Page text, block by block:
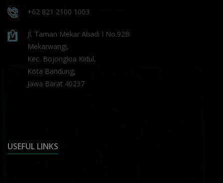
+62 821 2100 1003
Jl. Taman Mekar Abadi I No.92B
Mekarwangi,
Kec. Bojongloa Kidul,
Kota Bandung,
Jawa Barat 40237
USEFUL LINKS